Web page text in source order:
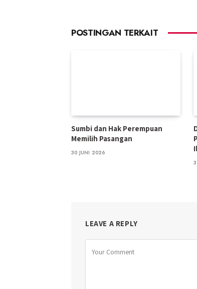
POSTINGAN TERKAIT
Sumbi dan Hak Perempuan
Memilih Pasangan
30 JUNI 2026
LEAVE A REPLY